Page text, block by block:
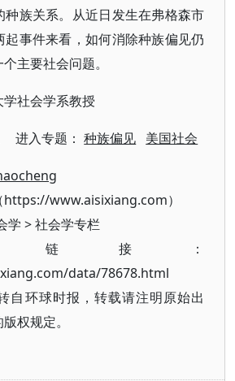
种族关系。从近日发生在弗格森市
起事件来看，如何消除种族偏见仍
主要社会问题。
社会学系教授
进入专题：种族偏见 美国社会
https://www.aisixiang.com）
学 >社会学专栏
链接：
data/78678.html
自环球时报，转载请注明原始出
权规定。